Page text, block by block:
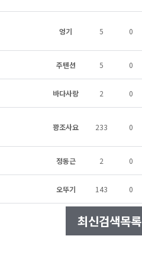
엉기 5 0
주텐션 5 0
바다사랑 2 0
꽝조사요 233 0
정동근 2 0
오뚜기 143 0
최신검색목록